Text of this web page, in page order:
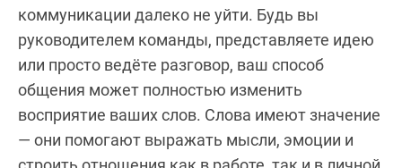
коммуникации далеко не уйти. Будь вы
руководителем команды, представляете идею
или просто ведёте разговор, ваш способ
общения может полностью изменить
восприятие ваших слов. Слова имеют значение
— они помогают выражать мысли, эмоции и